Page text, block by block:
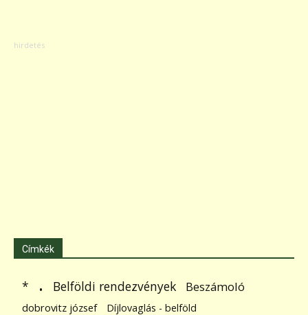
Címkék
* . Belföldi rendezvények Beszámoló
dobrovitz józsef
Díjlovaglás - belföld